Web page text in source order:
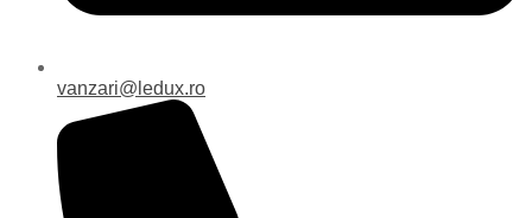
vanzari@ledux.ro